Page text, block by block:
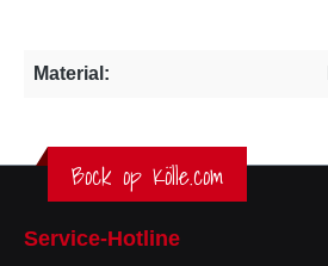
Material:
Bock op Kölle.com
Service-Hotline